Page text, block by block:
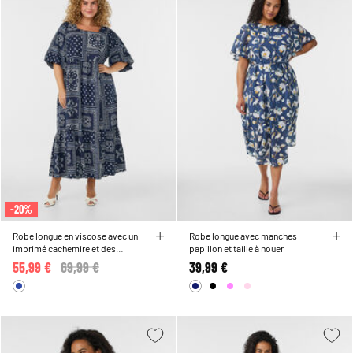
-20%
Robe longue en viscose avec un
imprimé cachemire et des
manches courtesPrice reduced from
69,99 €
55,99 €
Robe longue avec manches
papillon et taille à nouer
39,99 €